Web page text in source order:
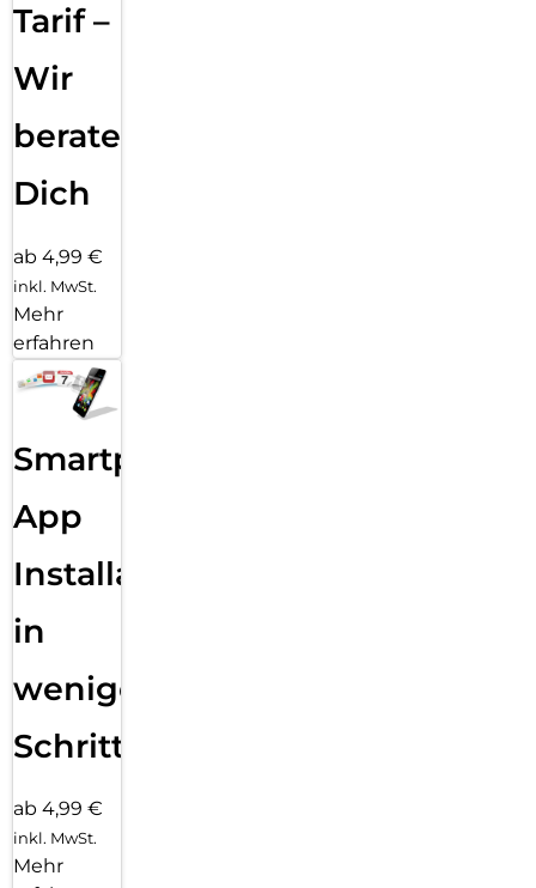
Tarif –
Wir
beraten
Dich
ab 4,99 €
inkl. MwSt.
Mehr
erfahren
Smartphone
App
Installation
in
wenigen
Schritten
ab 4,99 €
inkl. MwSt.
Mehr